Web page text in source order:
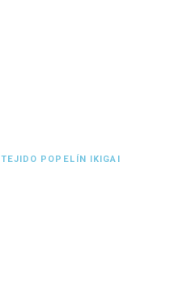
TEJIDO POPELÍN IKIGAI